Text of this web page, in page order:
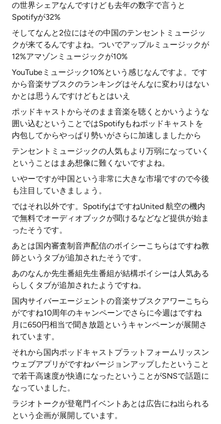
の世界シェアなんですけども去年の数字で言うと
Spotifyが32%
そしてなんと2位にはその中国のテンセントミュージッ
クが来てるんですよね。ついでアップルミュージックが
12%アマゾンミュージックが10%
YouTubeミュージック10%という感じなんですよ。です
から音楽サブスクのランキングはそんなに変わりはない
かとは思うんですけどもとはいえ
ポッドキャストからそのまま音楽を聴くとかいうような
囲い込むということではSpotifyもねポッドキャストを
内包してからやっぱり勢いがさらに加速しましたから
テンセントミュージックの人気もより万弱になっていく
ということはまあ想像に難くないですよね。
いやーですが中国という非常に大きな市場ですので今後
も注目していきましょう。
ではそれ以外です。SpotifyはですねUnited 航空の機内
で無料でオーディオブックが聞けるなどなど提供が始ま
ったそうです。
あとは国内審査制音声配信のボイシーこちらはですね教
師というタブが追加されたそうです。
あのなんか先生番組先生番組が結構ボイシーは人気ある
らしくタブが追加されたようですね。
国内サイバーエージェントの音楽サブスクアワーこちら
がですね10周年のキャンペーンでさらに今週はですね
月に650円相当で聞き放題というキャンペーンが展開さ
れています。
それから国内ポッドキャストプラットフォームリッスン
ウェブアプリがですねバージョンアップしたということ
で若干高速度が快適になったということがSNSで話題に
なっていました。
ラジオトークが登竜門イベントあとは広告にね出られる
という企画が展開しています。